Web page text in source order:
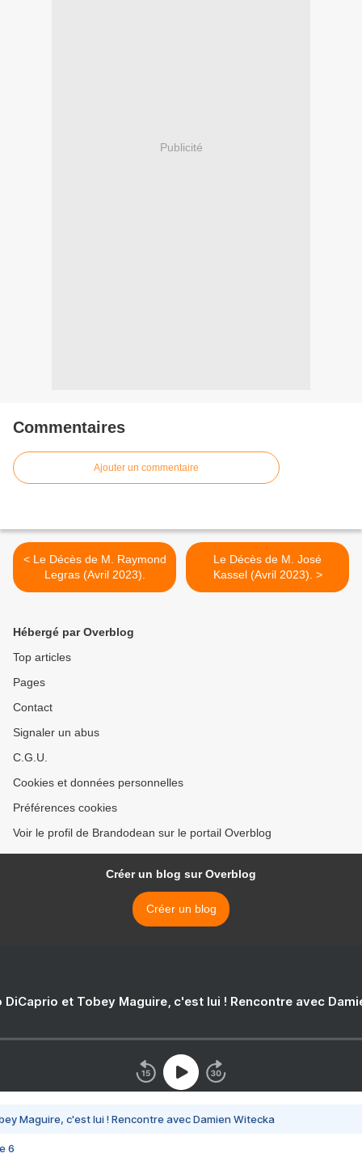
Publicité
Commentaires
Ajouter un commentaire
< Le Décès de M. Raymond
Legras (Avril 2023).
Le Décès de M. José
Kassel (Avril 2023). >
Hébergé par Overblog
Top articles
Pages
Contact
Signaler un abus
C.G.U.
Cookies et données personnelles
Préférences cookies
Voir le profil de Brandodean sur le portail Overblog
Créer un blog sur Overblog
Créer un blog
DiCaprio et Tobey Maguire, c'est lui ! Rencontre avec
Maguire, c'est lui ! Rencontre avec Damien Witecka
6